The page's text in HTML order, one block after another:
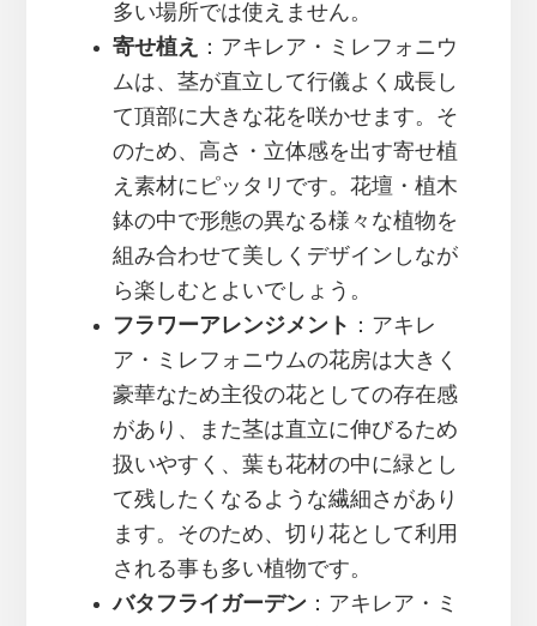
多い場所では使えません。
寄せ植え
：アキレア・ミレフォニウ
ムは、茎が直立して行儀よく成長し
て頂部に大きな花を咲かせます。そ
のため、高さ・立体感を出す寄せ植
え素材にピッタリです。花壇・植木
鉢の中で形態の異なる様々な植物を
組み合わせて美しくデザインしなが
ら楽しむとよいでしょう。
フラワーアレンジメント
：アキレ
ア・ミレフォニウムの花房は大きく
豪華なため主役の花としての存在感
があり、また茎は直立に伸びるため
扱いやすく、葉も花材の中に緑とし
て残したくなるような繊細さがあり
ます。そのため、切り花として利用
される事も多い植物です。
バタフライガーデン：アキレア・ミ